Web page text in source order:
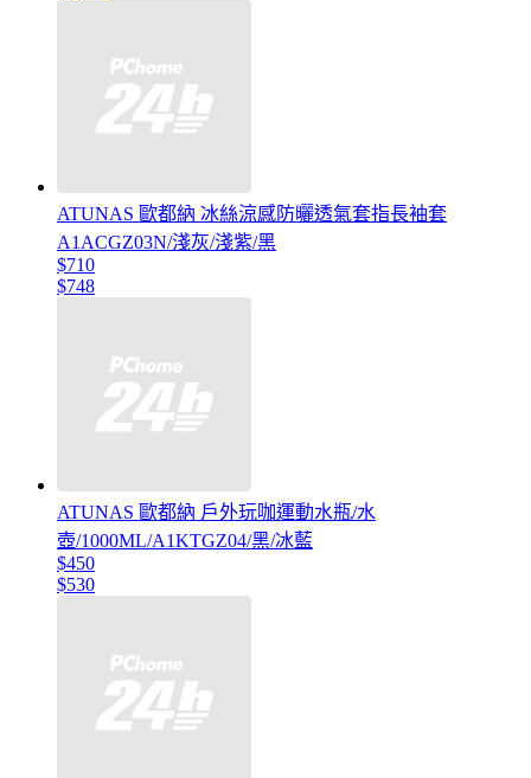
ATUNAS 歐都納 冰絲涼感防曬透氣套指長袖套
A1ACGZ03N/淺灰/淺紫/黑
$710
$748
ATUNAS 歐都納 戶外玩咖運動水瓶/水
壺/1000ML/A1KTGZ04/黑/冰藍
$450
$530